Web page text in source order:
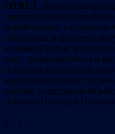
ОТВЕТ. Имущество
частично было разграб-
пособниками, а
населения, и средства,
в сумме 250 тыс. рублей
скот, домашняя птица и
переданы германской
еврейского имущества
составе представителя
помню), Полещук Николая
[…]